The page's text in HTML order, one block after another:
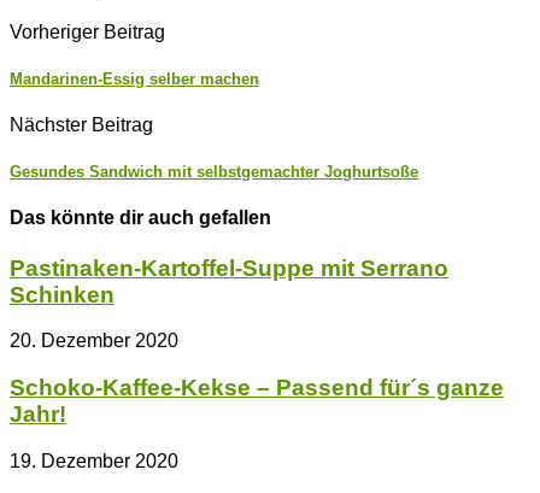
Vorheriger Beitrag
Mandarinen-Essig selber machen
Nächster Beitrag
Gesundes Sandwich mit selbstgemachter Joghurtsoße
Das könnte dir auch gefallen
Pastinaken-Kartoffel-Suppe mit Serrano
Schinken
20. Dezember 2020
Schoko-Kaffee-Kekse – Passend für´s ganze
Jahr!
19. Dezember 2020